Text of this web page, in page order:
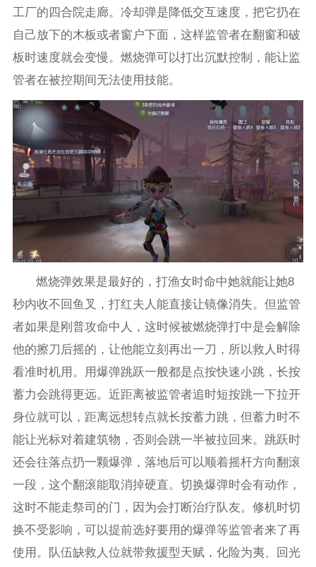
工厂的四合院走廊。冷却弹是降低交互速度，把它扔在
自己放下的木板或者窗户下面，这样监管者在翻窗和破
板时速度就会变慢。燃烧弹可以打出沉默控制，能让监
管者在被控期间无法使用技能。
燃烧弹效果是最好的，打渔女时命中她就能让她8
秒内收不回鱼叉，打红夫人能直接让镜像消失。但监管
者如果是刚普攻命中人，这时候被燃烧弹打中是会解除
他的擦刀后摇的，让他能立刻再出一刀，所以救人时得
看准时机用。用爆弹跳跃一般都是点按快速小跳，长按
蓄力会跳得更远。近距离被监管者追时短按跳一下拉开
身位就可以，距离远想转点就长按蓄力跳，但蓄力时不
能让光标对着建筑物，否则会跳一半被拉回来。跳跃时
还会往落点扔一颗爆弹，落地后可以顺着摇杆方向翻滚
一段，这个翻滚能取消掉硬直。切换爆弹时会有动作，
这时不能走祭司的门，因为会打断治疗队友。修机时切
换不受影响，可以提前选好要用的爆弹等监管者来了再
使用。队伍缺救人位就带救援型天赋，化险为夷、回光